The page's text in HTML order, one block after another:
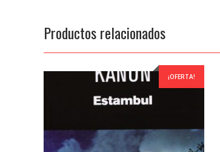
Productos relacionados
¡OFERTA!